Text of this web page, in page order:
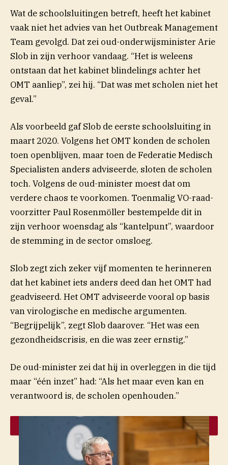
Wat de schoolsluitingen betreft, heeft het kabinet
vaak niet het advies van het Outbreak Management
Team gevolgd. Dat zei oud-onderwijsminister Arie
Slob in zijn verhoor vandaag. “Het is weleens
ontstaan dat het kabinet blindelings achter het
OMT aanliep”, zei hij. “Dat was met scholen niet het
geval.”
Als voorbeeld gaf Slob de eerste schoolsluiting in
maart 2020. Volgens het OMT konden de scholen
toen openblijven, maar toen de Federatie Medisch
Specialisten anders adviseerde, sloten de scholen
toch. Volgens de oud-minister moest dat om
verdere chaos te voorkomen. Toenmalig VO-raad-
voorzitter Paul Rosenmöller bestempelde dit in
zijn verhoor woensdag als “kantelpunt”, waardoor
de stemming in de sector omsloeg.
Slob zegt zich zeker vijf momenten te herinneren
dat het kabinet iets anders deed dan het OMT had
geadviseerd. Het OMT adviseerde vooral op basis
van virologische en medische argumenten.
“Begrijpelijk”, zegt Slob daarover. “Het was een
gezondheidscrisis, en die was zeer ernstig.”
De oud-minister zei dat hij in overleggen in die tijd
maar “één inzet” had: “Als het maar even kan en
verantwoord is, de scholen openhouden.”